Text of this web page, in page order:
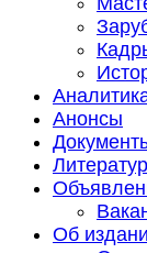
Анонсы
Об